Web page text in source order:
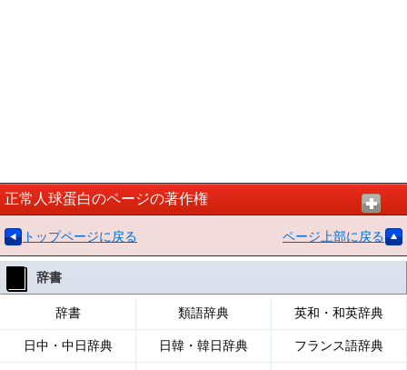
正常人球蛋白のページの著作権
トップページに戻る ページ上部に戻る
辞書
辞書 類語辞典 英和・和英辞典
日中・中日辞典 日韓・韓日辞典 フランス語辞典